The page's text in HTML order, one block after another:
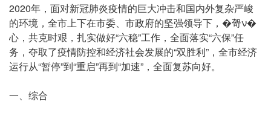
2020年，面对新冠肺炎疫情的巨大冲击和国内外复杂严峻
的环境，全市上下在市委、市政府的坚强领导下，�哿ν�
心，共克时艰，扎实做好“六稳”工作，全面落实“六保”任
务，夺取了疫情防控和经济社会发展的“双胜利”，全市经济
运行从“暂停”到“重启”再到“加速”，全面复苏向好。
一、综合